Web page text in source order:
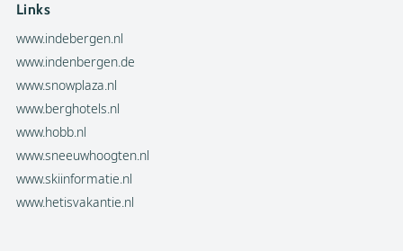
Links
www.indebergen.nl
www.indenbergen.de
www.snowplaza.nl
www.berghotels.nl
www.hobb.nl
www.sneeuwhoogten.nl
www.skiinformatie.nl
www.hetisvakantie.nl